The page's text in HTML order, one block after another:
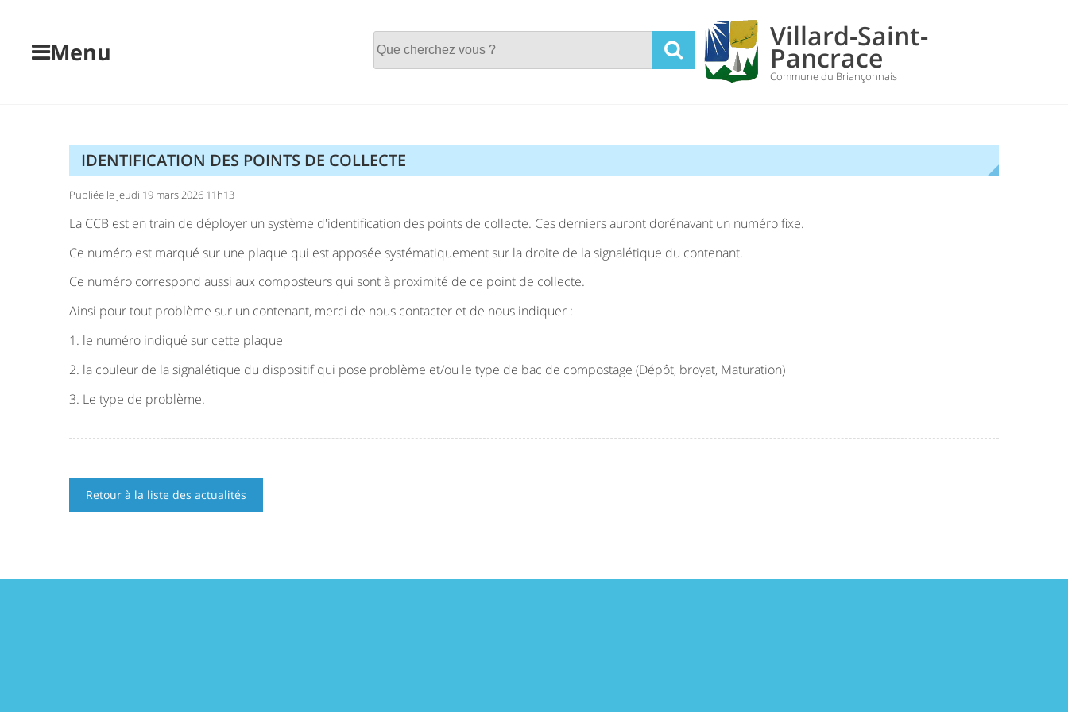
content Menu Villard-Saint-
Pancrace
Commune du Briançonnais
IDENTIFICATION DES POINTS DE COLLECTE
Publiée le jeudi 19 mars 2026 11h13
La CCB est en train de déployer un système d'identification des points de collecte. Ces derniers auront dorénavant un numéro fixe.
Ce numéro est marqué sur une plaque qui est apposée systématiquement sur la droite de la signalétique du contenant.
Ce numéro correspond aussi aux composteurs qui sont à proximité de ce point de collecte.
Ainsi pour tout problème sur un contenant, merci de nous contacter et de nous indiquer :
1. le numéro indiqué sur cette plaque
2. la couleur de la signalétique du dispositif qui pose problème et/ou le type de bac de compostage (Dépôt, broyat, Maturation)
3. Le type de problème.
Retour à la liste des actualités